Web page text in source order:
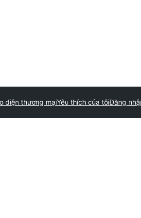
diện thương mạiYêu thích của tôiĐăng